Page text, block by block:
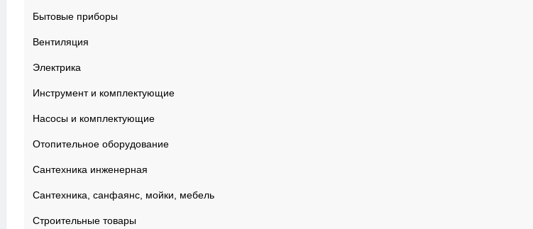
Бытовые приборы
Вентиляция
Электрика
Инструмент и комплектующие
Насосы и комплектующие
Отопительное оборудование
Сантехника инженерная
Сантехника, санфаянс, мойки, мебель
Строительные товары